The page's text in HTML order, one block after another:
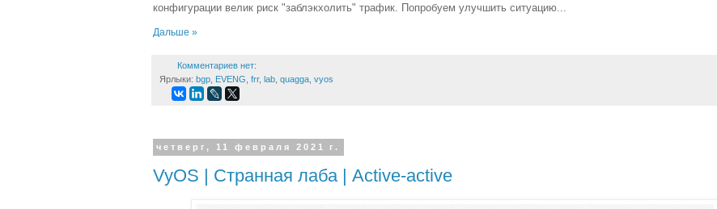
конфигурации велик риск "заблэкхолить" трафик. Попробуем улучшить ситуацию...
Дальше »
Комментариев нет:
Ярлыки: bgp EVENG frr, lab quagga vyos
четверг, 11 февраля 2021 г.
VyOS | Странная лаба | Аctive-active